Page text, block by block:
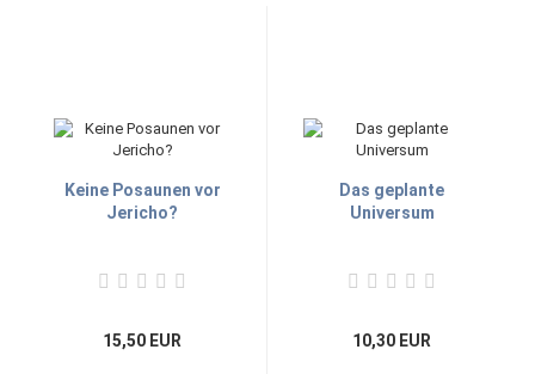
Keine Posaunen vor
Jericho?
15,50 EUR
Das geplante
Universum
10,30 EUR